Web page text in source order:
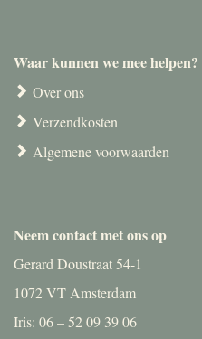
Waar kunnen we mee helpen?
Over ons
Verzendkosten
Algemene voorwaarden
Neem contact met ons op
Gerard Doustraat 54-1
1072 VT Amsterdam
Iris: 06 – 52 09 39 06